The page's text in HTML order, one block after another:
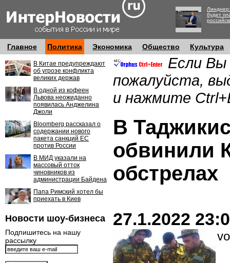
будет
Главное Политика Экономика Общество Культура
В Китае предупреждают
об угрозе конфликта
великих держав
В одной из кофеен
Львова неожиданно
появилась Анджелина
Джоли
Bloomberg рассказал о
содержании нового
пакета санкций ЕС
против России
В МИД указали на
массовый отток
чиновников из
администрации Байдена
Папа Римский хотел бы
приехать в Киев
Новости шоу-бизнеса
Подпишитесь на нашу
рассылку
Если Вы
пожалуйста,
и нажмите
В
обвинили
обстрелах
27.1.2022